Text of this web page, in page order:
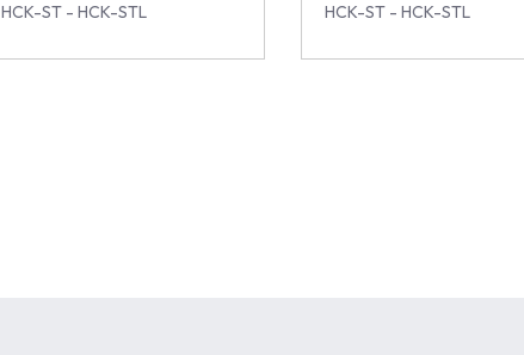
HCK-ST - HCK-STL HCK-ST - HCK-STL